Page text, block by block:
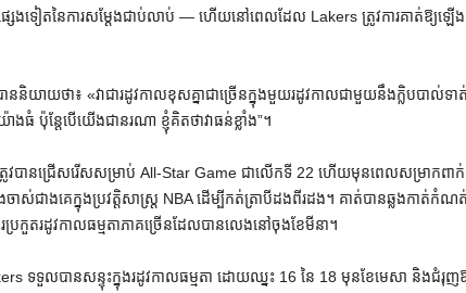
ងទៀតនៃការសម្តែងជាប់លាប់ — ហើយនៅពេលដែល Lakers ត្រូវការគាត់ឱ្យឡើង
ន​និយាយ​ថា​៖ «​វា​ជា​រដូវ​កាល​ខុស​គ្នា​ជា​ច្រើន​ក្នុង​មួយ​រដូវ​កាល​ជាមួយ​នឹង​ក្លិប​បាល់​ទ
ាងធំ ប៉ុន្តែបើយើងជានរណា ខ្ញុំគិតថាវាធន់ខ្លាំង”។
វបានជ្រើសរើសសម្រាប់ All-Star Game ជាលើកទី 22 ហើយមុនពេលសម្រាកពាក់
ចាស់ជាងគេក្នុងប្រវត្តិសាស្ត្រ NBA ដើម្បីកត់ត្រាបីដងពីរដង។ គាត់បានឆ្លងកាត់កំ
ប្រកួតរដូវកាលធម្មតាភាគច្រើនដែលបានលេងនៅចុងខែមីនា។
ទទួលបានសន្ទុះក្នុងរដូវកាលធម្មតា ដោយឈ្នះ 16 នៃ 18 មុនខែមេសា និងជំរុញឱ្យ